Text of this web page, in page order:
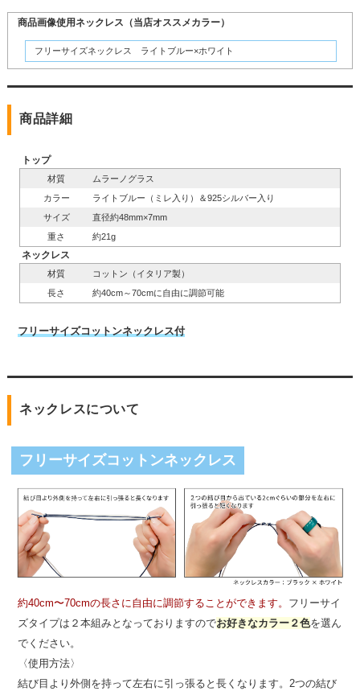
商品画像使用ネックレス（当店オススメカラー）
フリーサイズネックレス ライトブルー×ホワイト
商品詳細
トップ
材質
ムラーノグラス
カラー
ライトブルー（ミレ入り）＆925シルバー入り
サイズ
直径約48mm×7mm
重さ
約21g
ネックレス
材質
コットン（イタリア製）
長さ
約40cm～70cmに自由に調節可能
フリーサイズコットンネックレス付
ネックレスについて
フリーサイズコットンネックレス
約40cm〜70cmの長さに自由に調節することができます。 フリーサイ
ズタイプは２本組みとなっておりますのでお好きなカラー２色を選ん
でください。
〈使用方法〉
結び目より外側を持って左右に引っ張ると長くなります。2つの結び